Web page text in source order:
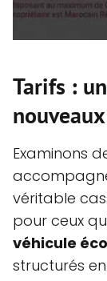
Tarifs :
Examinons
véritable
pour ceux
véhicule
structurés